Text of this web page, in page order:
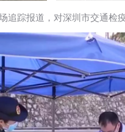
踪报道，对深圳市交通检